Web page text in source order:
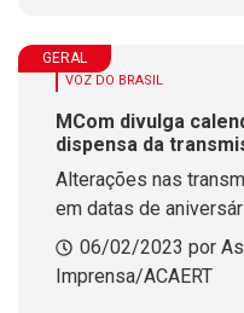
GERAL
VOZ DO BRASIL
MCom divulga
dispensa da
Alterações nas
em datas de
na dos respectivos
06/02/2023 por
Imprensa/ACAERT